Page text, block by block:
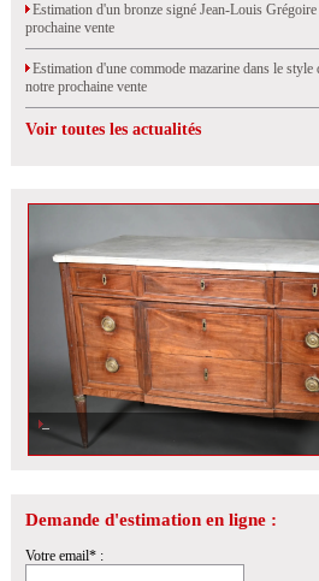
Estimation d'un bronze signé Jean-Louis Grégoire
prochaine vente
Estimation d'une commode mazarine dans le style
notre prochaine vente
Voir toutes les actualités
Demande d'estimation en ligne :
Votre email* :